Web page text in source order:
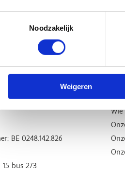
Noodzakelijk
Weigeren
media
BE 0248.142.826
bus 273